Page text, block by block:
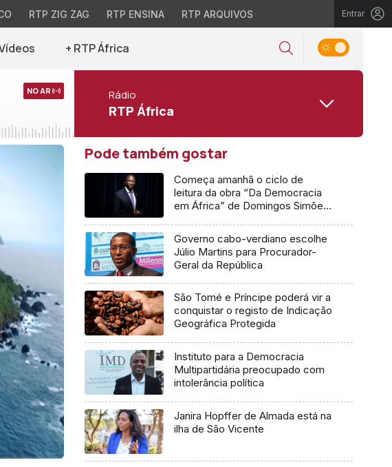
RTP ZIG ZAG RTP ENSINA RTP ARQUIVOS Entrar
+ RTP África
NO AR Rádio
RTP África
Pode também gostar
Começa amanhã o ciclo de
leitura da obra “Da Democracia
em África” de Domingos Simões
Governo cabo-verdiano escolhe
Júlio Martins para Procurador-
Geral da República
São Tomé e Príncipe poderá vir a
conquistar o registo de Indicação
Geográfica Protegida
Instituto para a Democracia
Multipartidária preocupado com
intolerância política
Janira Hopffer de Almada está na
ilha de São Vicente